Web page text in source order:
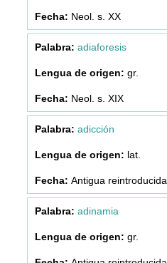
Neol. s. XX
adiaforesis
gr.
Neol. s. XIX
adicción
lat.
Antigua reintroducida
adinamia
gr.